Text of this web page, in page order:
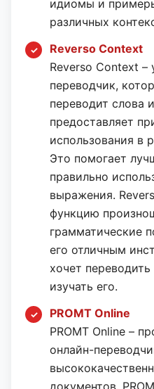
идиомы и
различных
Reverso Context
Reverso Context –
переводчик,
переводит слова
предоставляет
использования в
Это помогает
правильно
выражения.
функцию
грамматические
его отличным
хочет
изучать его.
PROMT Online
PROMT Online –
онлайн-
документов.